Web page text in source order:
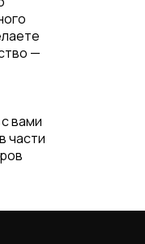
—
вами
части